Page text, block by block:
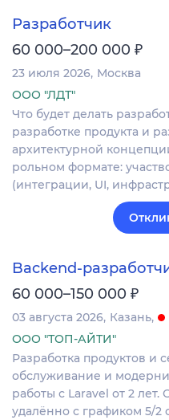
Разработчик
60 000–200 000 ₽
23 июля 2026 Москва
ООО "ЛДТ"
Что будет делать
разработке продукта и
архитектурной
рольном формате:
(интеграции, UI,
Backend-
60 000–150 000 ₽
03 августа 2026 Казань
ООО "ТОП-АЙТИ"
Разработка продуктов и
обслуживание и
работы с Laravel от 2
удалённо с графиком 5/2